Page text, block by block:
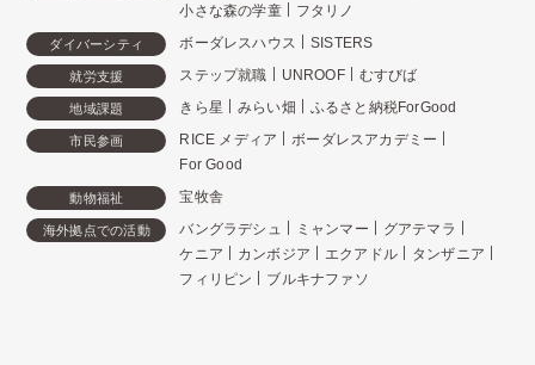
小さな森の学童
フタリノ
ダイバーシティ ボーダレスハウス SISTERS
就労支援 ステップ就職 UNROOF むすびば
地域課題 きら星 みらい畑 ふるさと納税ForGood
市民参画 RICE メディア
ボーダレスアカデミー
For Good
動物福祉 宝牧舎
海外拠点での活動 バングラデシュ ミャンマー
グアテマラ
ケニア
カンボジア エクアドル
タンザニア
フィリピン
ブルキナファソ